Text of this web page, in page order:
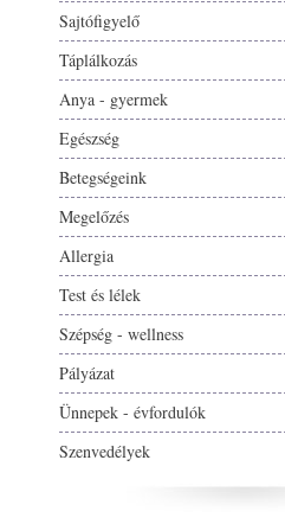
Sajtófigyelő
Táplálkozás
Anya - gyermek
Egészség
Betegségeink
Megelőzés
Allergia
Test és lélek
Szépség - wellness
Pályázat
Ünnepek - évfordulók
Szenvedélyek